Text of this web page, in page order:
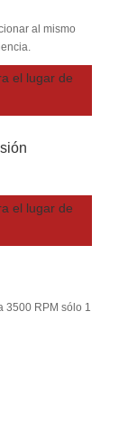
al mismo
3500 RPM sólo 1